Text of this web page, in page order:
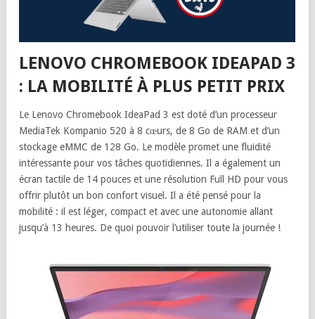
LENOVO CHROMEBOOK IDEAPAD 3
: LA MOBILITÉ À PLUS PETIT PRIX
Le Lenovo Chromebook IdeaPad 3 est doté d’un processeur
MediaTek Kompanio 520 à 8 cœurs, de 8 Go de RAM et d’un
stockage eMMC de 128 Go. Le modèle promet une fluidité
intéressante pour vos tâches quotidiennes. Il a également un
écran tactile de 14 pouces et une résolution Full HD pour vous
offrir plutôt un bon confort visuel. Il a été pensé pour la
mobilité : il est léger, compact et avec une autonomie allant
jusqu’à 13 heures. De quoi pouvoir l’utiliser toute la journée !